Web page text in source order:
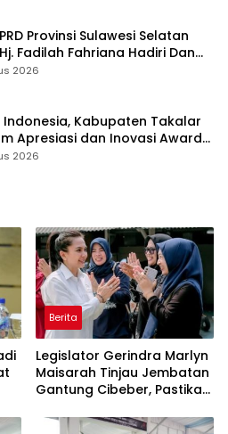
Provinsi Sulawesi Selatan
Hj. Fadilah Fahriana Hadiri Dan
: Takalar Menyalakan Lentera
2026
Indonesia, Kabupaten Takalar
Apresiasi dan Inovasi Award
Penghargaan bagi
2026
Berita
Legislator Gerindra Marlyn
Maisarah Tinjau Jembatan
Gantung Cibeber, Pastikan